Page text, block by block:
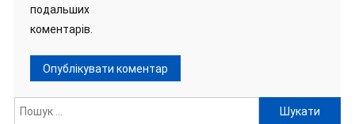
подальших
коментарів.
Пошук: